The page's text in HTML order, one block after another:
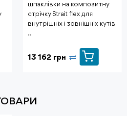
шпаклівки на композитну
стрічку Strait flex для
внутрішніх і зовнішніх кутів
..
13 162 грн